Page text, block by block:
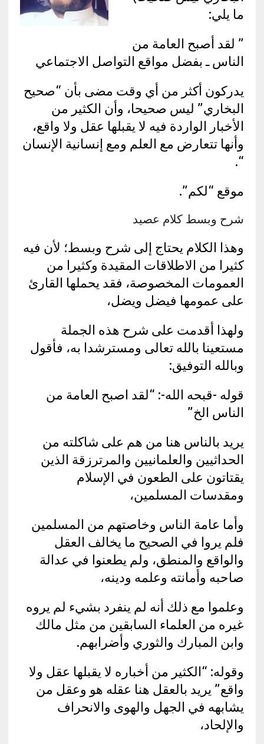
ما يلي:
” لقد أصبح العامة من
الناس ـ بفضل مواقع التواصل الاجتماعي
يدركون أكثر من أي وقت مضى بأن “صحيح
البخاري” ليس صحيحا، وأن الكثير من
الأخبار الواردة فيه لا يقبلها عقل ولا واقع،
وأنها تتعارض مع العلم ومع إنسانية الإنسان
“.
موقع “لكم”.
شرح وبسط كلام عصيد
وهذا الكلام يحتاج إلى شرح وبسط؛ لأن فيه
كثيرا من الاطلاقات المقيدة وكثيرا من
العمومات المخصوصة، فقد يحملها القارئ
على عمومها فيضل ويضل،
ولهذا أقدمت على شرح هذه الجملة
مستعينا بالله تعالى ومسترشدا به، فأقول
وبالله التوفيق:
قوله -قبحه الله-: “لقد اصبح العامة من
الناس الخ”
يريد بالناس هنا من هم على شاكلته من
الحداثيين والعلمانيين والمرترزقة الذين
يقتاتون على الطعون في الإسلام
ومقدسات المسلمين،
وأما عامة الناس وخاصتهم من المسلمين
فلم يروا في الصحيح ما يخالف العقل
والواقع والمنطق، ولم يطعنوا في عدالة
صاحبه وأمانته وعلمه ودينه،
وعلموا مع ذلك أنه لم ينفرد بشيء لم يروه
غيره من العلماء السابقين من مثل مالك
وابن المبارك والثوري وأضرابهم.
وقوله: “الكثير من أخباره لا يقبلها عقل ولا
واقع” يريد بالعقل هنا عقله هو وعقل من
يشابهه في الجهل والهوى والانحراف
والإلحاد،